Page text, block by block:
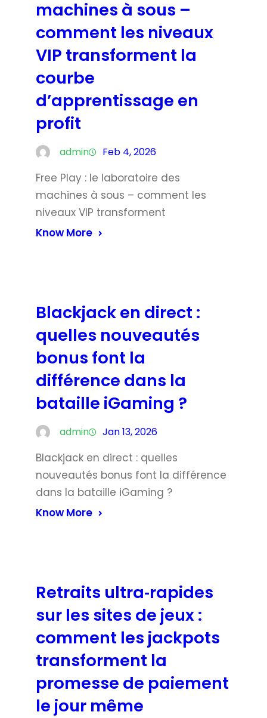
machines à sous –
comment les niveaux
VIP transforment la
courbe
d’apprentissage en
profit
admin Feb 4, 2026
Free Play : le laboratoire des
machines à sous – comment les
niveaux VIP transforment
Know More
Blackjack en direct :
quelles nouveautés
bonus font la
différence dans la
bataille iGaming ?
admin Jan 13, 2026
Blackjack en direct : quelles
nouveautés bonus font la différence
dans la bataille iGaming ?
Know More
Retraits ultra‑rapides
sur les sites de jeux :
comment les jackpots
transforment la
promesse de paiement
le jour même